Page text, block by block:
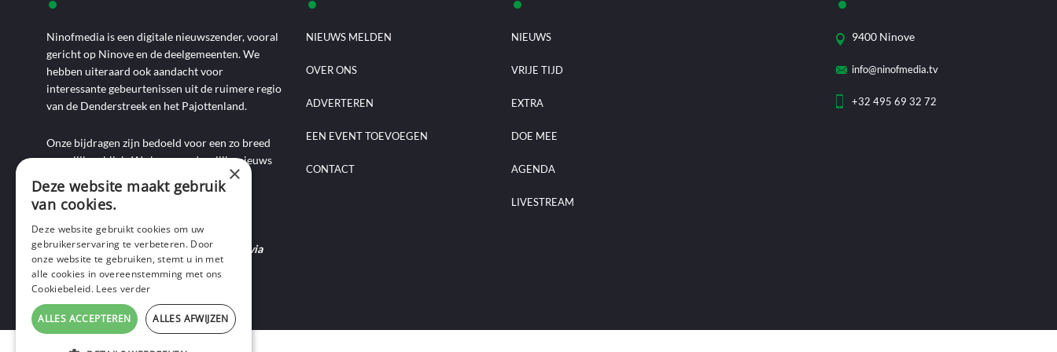
Ninofmedia is een digitale nieuwszender, vooral
gericht op Ninove en de deelgemeenten. We
hebben uiteraard ook aandacht voor
interessante gebeurtenissen uit de ruimere regio
van de Denderstreek en het Pajottenland.
Onze bijdragen zijn bedoeld voor een zo breed
mogelijk publiek. We brengen dagelijks nieuws
aan de hand van artikels, foto-, audio- en
videoverslagen, interviews, reportages en
commentaarstukken.
Heb je nieuws te melden? Contacteer ons via
mail of bel ons op 0495-69 32 72.
NIEUWS MELDEN
OVER ONS
ADVERTEREN
EEN EVENT TOEVOEGEN
CONTACT
NIEUWS
VRIJE TIJD
EXTRA
DOE MEE
AGENDA
LIVESTREAM
9400 Ninove
info@ninofmedia.tv
+32 495 69 32 72
×
Deze website maakt gebruik
van cookies.
Deze website gebruikt cookies om uw
gebruikerservaring te verbeteren. Door
onze website te gebruiken, stemt u in met
alle cookies in overeenstemming met ons
Cookiebeleid. Lees verder
ALLES ACCEPTEREN ALLES AFWIJZEN